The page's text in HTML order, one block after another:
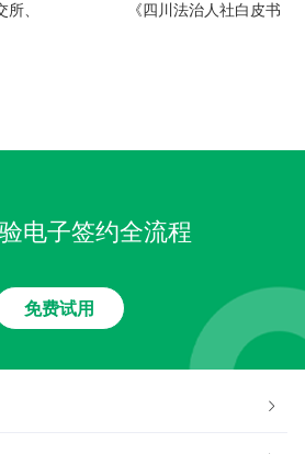
、
《四川法治人社白皮书
电子签约全流程
免费试用